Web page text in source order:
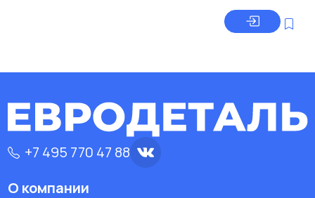
+7 495 770 47 88
О компании